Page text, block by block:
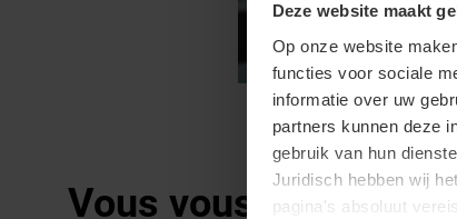
Deze website maakt
Op onze website
functies voor sociale
informatie over uw
partners kunnen deze
gebruik van hun
Juridisch hebben wij
pagina's absoluut
Vous vous